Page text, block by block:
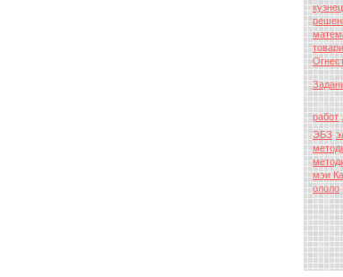
работ
ЭБЗ
мэи
ололо